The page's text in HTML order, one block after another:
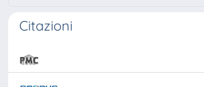
Citazioni